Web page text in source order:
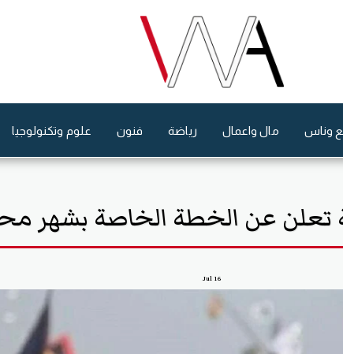
وناس مال واعمال رياضة فنون علوم وتكنولوجيا
تعلن عن الخطة الخاصة بشهر
16
Jul